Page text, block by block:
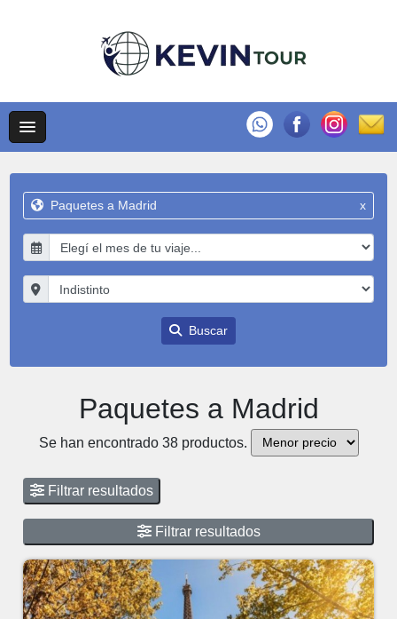
Paquetes a Madrid x
Buscar
Paquetes a Madrid
Se han encontrado 38 productos.
Filtrar resultados
Filtrar resultados